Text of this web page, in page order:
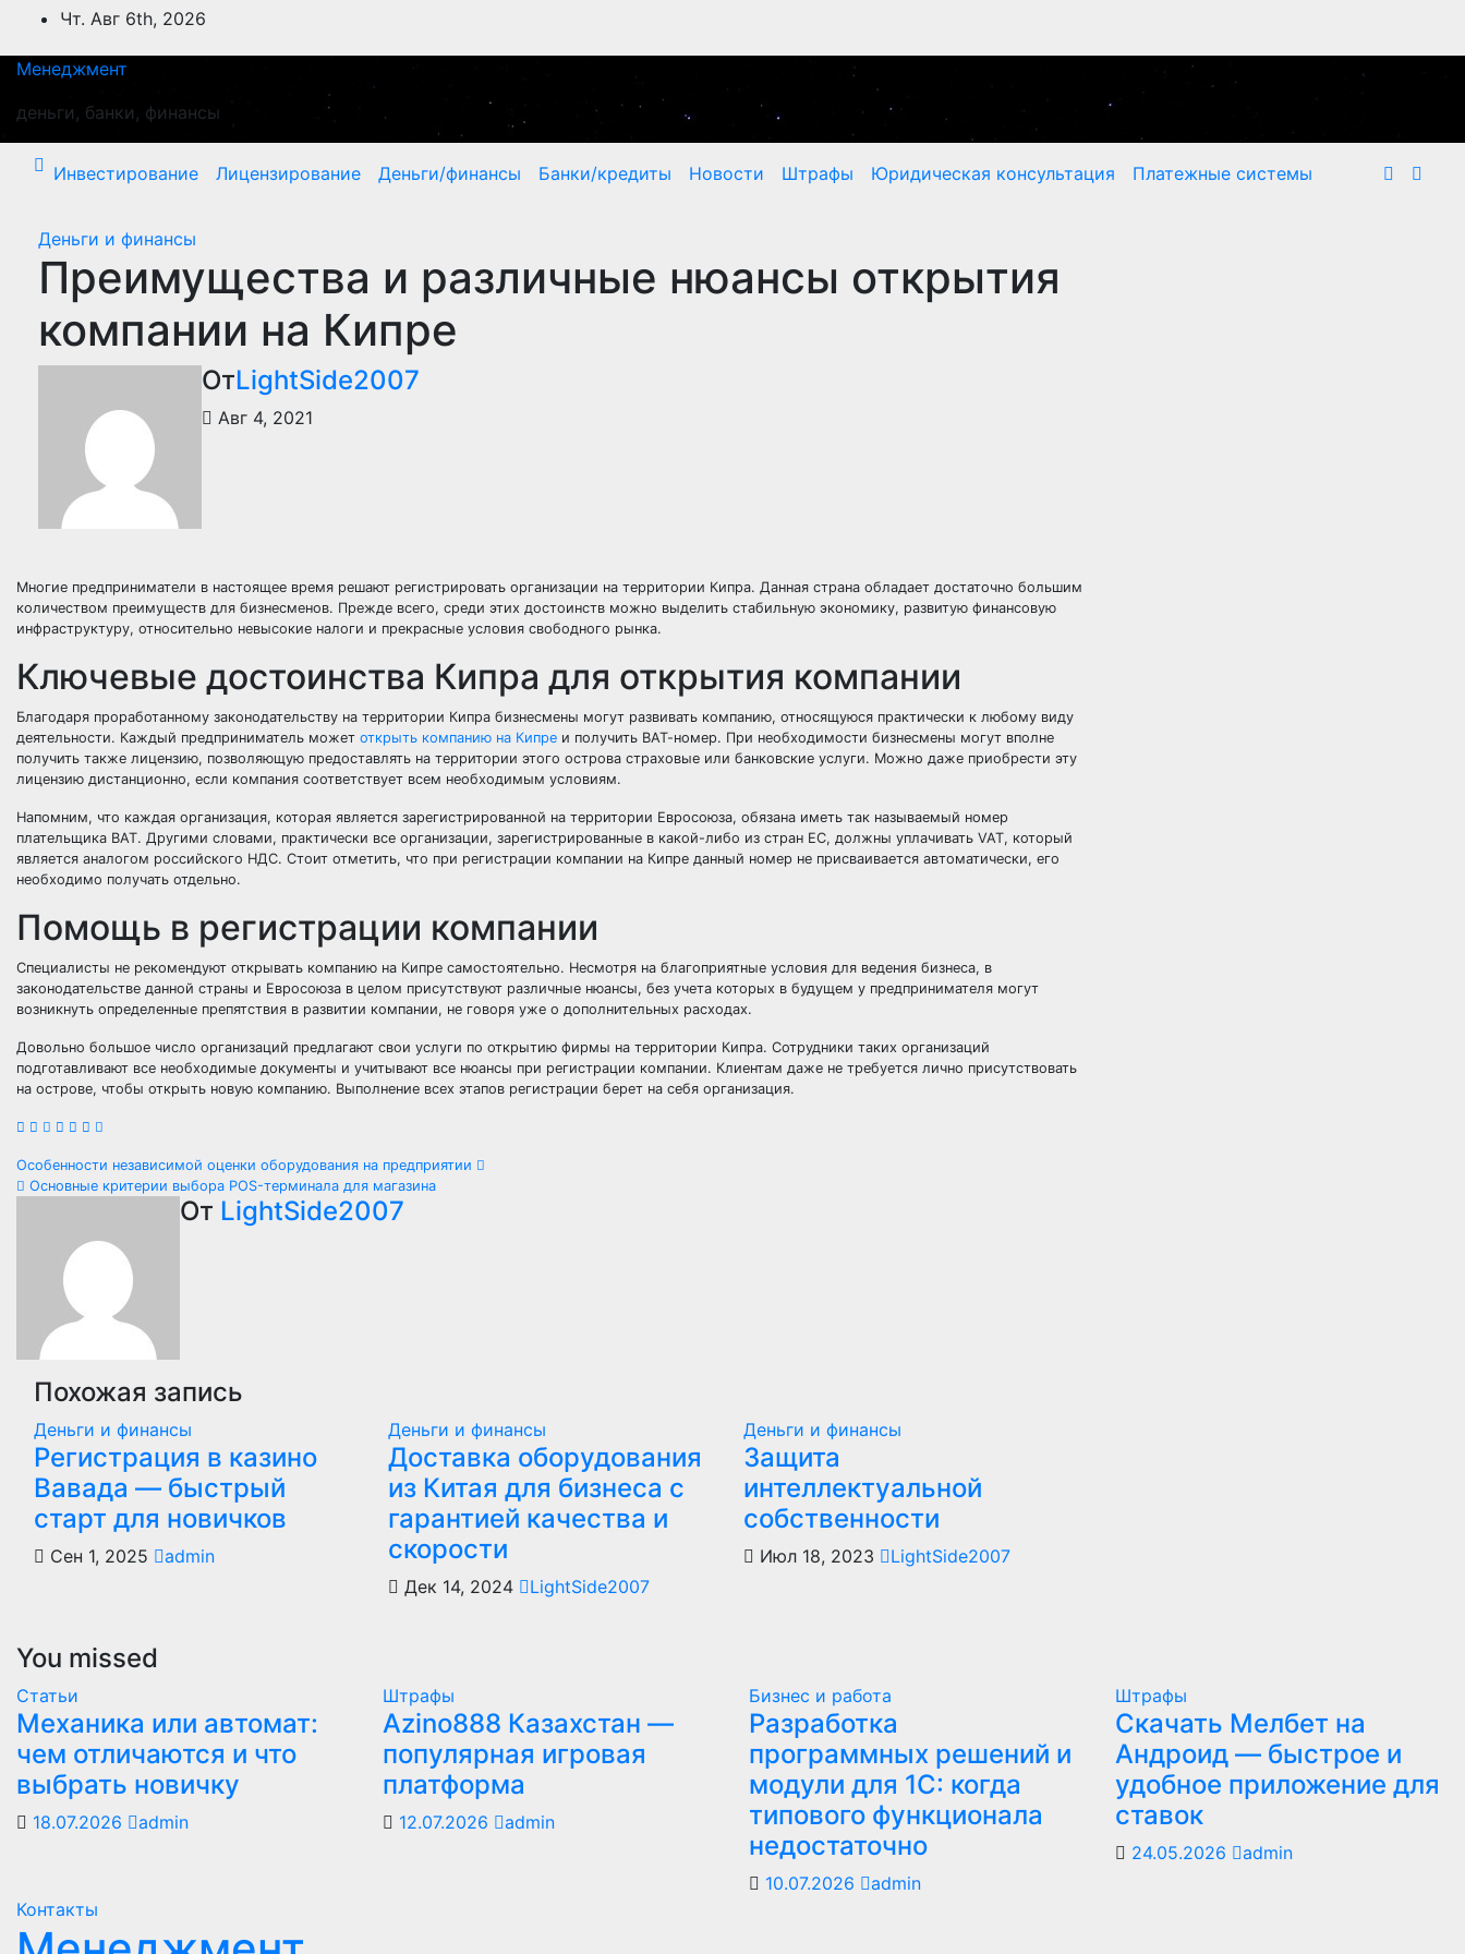
Перейти
содержимому
Чт. Авг 6th, 2026
Менеджмент
деньги, банки, финансы
Инвестирование Лицензирование Деньги/финансы Банки/кредиты Новости Штрафы Юридическая консультация Платежные системы
Деньги и финансы
Преимущества и различные нюансы открытия
компании на Кипре
ОтLightSide2007
Авг 4, 2021
Многие предприниматели в настоящее время решают регистрировать организации на территории Кипра. Данная страна обладает достаточно большим
количеством преимуществ для бизнесменов. Прежде всего, среди этих достоинств можно выделить стабильную экономику, развитую финансовую
инфраструктуру, относительно невысокие налоги и прекрасные условия свободного рынка.
Ключевые достоинства Кипра для открытия компании
Благодаря проработанному законодательству на территории Кипра бизнесмены могут развивать компанию, относящуюся практически к любому виду
деятельности. Каждый предприниматель может открыть компанию на Кипре и получить ВАТ-номер. При необходимости бизнесмены могут вполне
получить также лицензию, позволяющую предоставлять на территории этого острова страховые или банковские услуги. Можно даже приобрести эту
лицензию дистанционно, если компания соответствует всем необходимым условиям.
Напомним, что каждая организация, которая является зарегистрированной на территории Евросоюза, обязана иметь так называемый номер
плательщика ВАТ. Другими словами, практически все организации, зарегистрированные в какой-либо из стран ЕС, должны уплачивать VAT, который
является аналогом российского НДС. Стоит отметить, что при регистрации компании на Кипре данный номер не присваивается автоматически, его
необходимо получать отдельно.
Помощь в регистрации компании
Специалисты не рекомендуют открывать компанию на Кипре самостоятельно. Несмотря на благоприятные условия для ведения бизнеса, в
законодательстве данной страны и Евросоюза в целом присутствуют различные нюансы, без учета которых в будущем у предпринимателя могут
возникнуть определенные препятствия в развитии компании, не говоря уже о дополнительных расходах.
Довольно большое число организаций предлагают свои услуги по открытию фирмы на территории Кипра. Сотрудники таких организаций
подготавливают все необходимые документы и учитывают все нюансы при регистрации компании. Клиентам даже не требуется лично присутствовать
на острове, чтобы открыть новую компанию. Выполнение всех этапов регистрации берет на себя организация.
Навигация
записям
Особенности независимой оценки оборудования на предприятии
Основные критерии выбора POS-терминала для магазина
От LightSide2007
Похожая запись
Деньги и финансы
Регистрация в казино
Вавада — быстрый
старт для новичков
Сен 1, 2025 admin
Деньги и финансы
Доставка оборудования
из Китая для бизнеса с
гарантией качества и
скорости
Дек 14, 2024 LightSide2007
Деньги и финансы
Защита
интеллектуальной
собственности
Июл 18, 2023 LightSide2007
You missed
Статьи
Механика или автомат:
чем отличаются и что
выбрать новичку
18.07.2026 admin
Штрафы
Azino888 Казахстан —
популярная игровая
платформа
12.07.2026 admin
Бизнес и работа
Разработка
программных решений и
модули для 1С: когда
типового функционала
недостаточно
10.07.2026 admin
Штрафы
Скачать Мелбет на
Андроид — быстрое и
удобное приложение для
ставок
24.05.2026 admin
Контакты